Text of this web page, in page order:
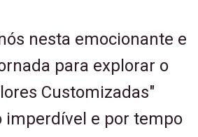
nesta emocionante e
para explorar o
Customizadas"
imperdível e por tempo